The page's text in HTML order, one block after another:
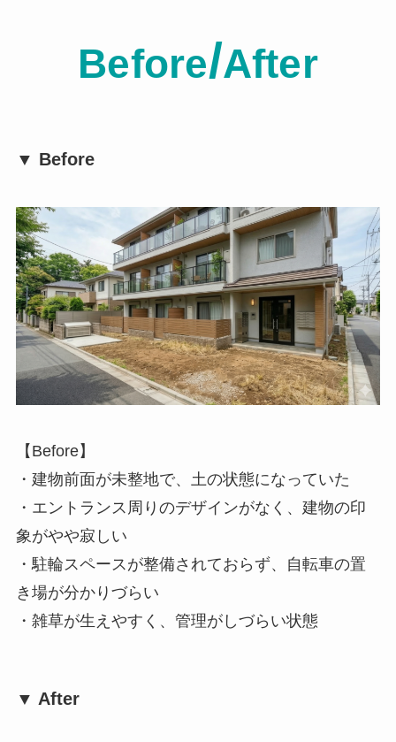
Before/After
▼ Before
【Before】
・建物前面が未整地で、土の状態になっていた
・エントランス周りのデザインがなく、建物の印
象がやや寂しい
・駐輪スペースが整備されておらず、自転車の置
き場が分かりづらい
・雑草が生えやすく、管理がしづらい状態
▼ After